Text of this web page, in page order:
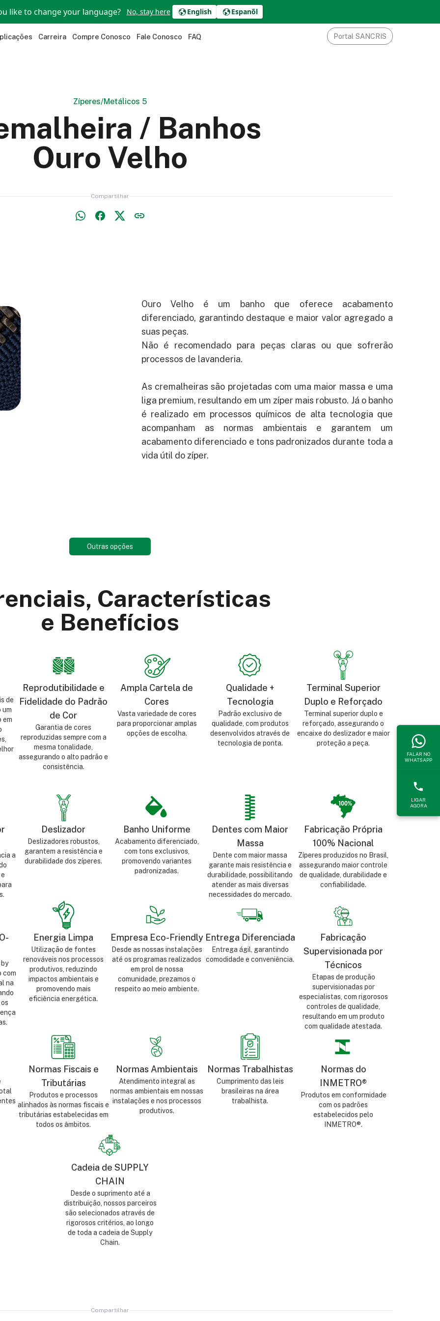
like to change your language? No, stay here English Espanõl
Carreira Compre Conosco Fale Conosco FAQ Portal SANCRIS
Zíperes/Metálicos 5
/ Banhos
Ouro Velho
Compartilhar
Ouro Velho é um banho que oferece acabamento
diferenciado, garantindo destaque e maior valor agregado a
suas peças.
Não é recomendado para peças claras ou que sofrerão
processos de lavanderia.
As cremalheiras são projetadas com uma maior massa e uma
liga premium, resultando em um zíper mais robusto. Já o banho
é realizado em processos químicos de alta tecnologia que
acompanham as normas ambientais e garantem um
acabamento diferenciado e tons padronizados durante toda a
vida útil do zíper.
Outras opções
Características
e Benefícios
de
um
em
Reprodutibilidade e
Fidelidade do Padrão
de Cor
Garantia de cores
reproduzidas sempre com a
mesma tonalidade,
assegurando o alto padrão e
consistência.
Ampla Cartela de
Cores
Vasta variedade de cores
para proporcionar amplas
opções de escolha.
Qualidade +
Tecnologia
Padrão exclusivo de
qualidade, com produtos
desenvolvidos através de
tecnologia de ponta.
Terminal Superior
Duplo e Reforçado
Terminal superior duplo e
reforçado, assegurando o
encaixe do deslizador e maior
proteção a peça.
a
Deslizador
Deslizadores robustos,
garantem a resistência e
durabilidade dos zíperes.
Banho Uniforme
Acabamento diferenciado,
com tons exclusivos,
promovendo variantes
padronizadas.
Dentes com Maior
Massa
Dente com maior massa
garante mais resistência e
durabilidade, possibilitando
atender as mais diversas
necessidades do mercado.
Fabricação Própria
100% Nacional
Zíperes produzidos no Brasil,
assegurando maior controle
de qualidade, durabilidade e
confiabilidade.
com
na
Energia Limpa
Utilização de fontes
renováveis nos processos
produtivos, reduzindo
impactos ambientais e
promovendo mais
eficiência energética.
Empresa Eco-Friendly
Desde as nossas instalações
até os programas realizados
em prol de nossa
comunidade, prezamos o
respeito ao meio ambiente.
Entrega Diferenciada
Entrega ágil, garantindo
comodidade e conveniência.
Fabricação
Supervisionada por
Técnicos
Etapas de produção
supervisionadas por
especialistas, com rigorosos
controles de qualidade,
resultando em um produto
com qualidade atestada.
Normas Fiscais e
Tributárias
Produtos e processos
alinhados às normas fiscais e
tributárias estabelecidas em
todos os âmbitos.
Normas Ambientais
Atendimento integral as
normas ambientais em nossas
instalações e nos processos
produtivos.
Normas Trabalhistas
Cumprimento das leis
brasileiras na área
trabalhista.
Normas do
INMETRO®
Produtos em conformidade
com os padrões
estabelecidos pelo
INMETRO®.
Cadeia de SUPPLY
CHAIN
Desde o suprimento até a
distribuição, nossos parceiros
são selecionados através de
rigorosos critérios, ao longo
de toda a cadeia de Supply
Chain.
Compartilhar
FALAR NO
WHATSAPP
LIGAR
AGORA